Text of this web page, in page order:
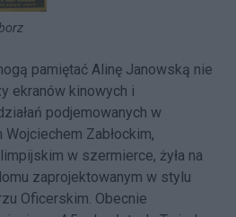
pamiętać Alinę Janowską nie
ekranów kinowych i
podjemowanych w
Zabłockim,
w szermierce, żyła na
zaprojektowanym w stylu
Oficerskim. Obecnie